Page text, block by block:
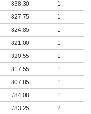
838.30
1
827.75
1
824.85
1
821.00
1
820.55
1
817.55
1
807.85
1
784.08
1
783.25
2